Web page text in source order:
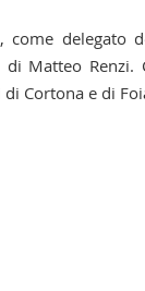
come delegato
Matteo Renzi.
Cortona e di